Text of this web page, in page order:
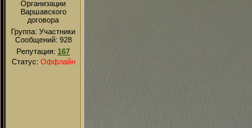
Организации
Варшавского
договора
Группа: Участники
Сообщений: 928
Репутация: 167
Статус: Оффлайн